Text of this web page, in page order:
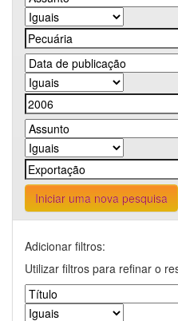
Iniciar uma nova pesquisa
Adicionar filtros:
Utilizar filtros para refinar o